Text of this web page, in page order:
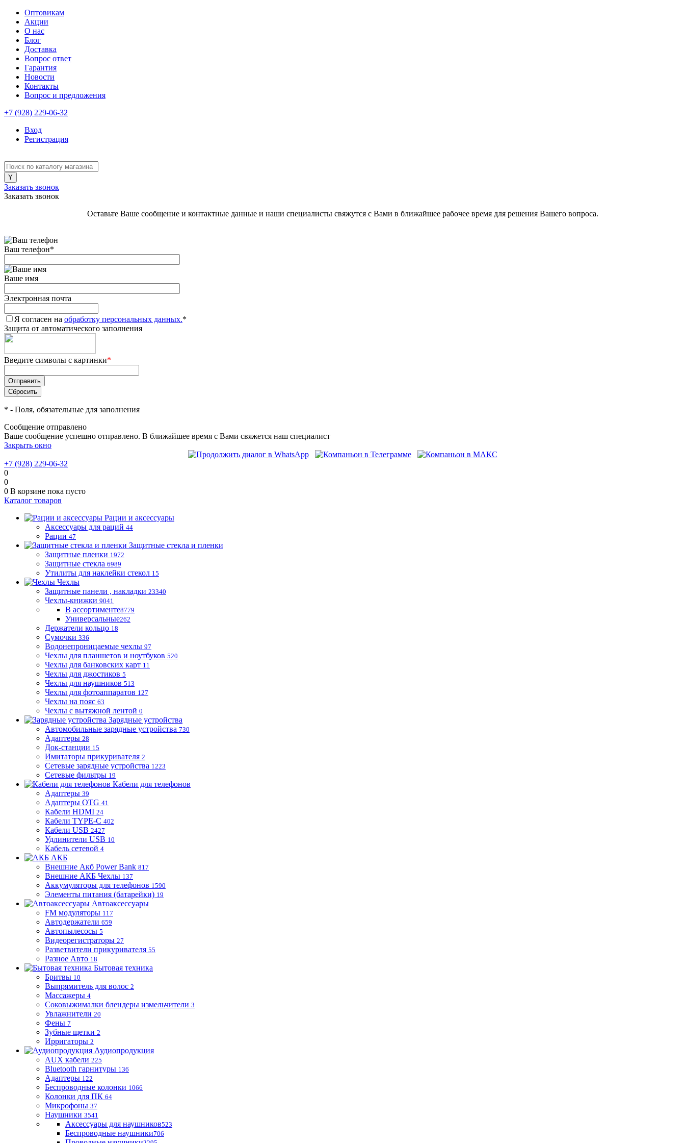
Оптовикам
Акции
О нас
Блог
Доставка
Вопрос ответ
Гарантия
Новости
Контакты
Вопрос и предложения
+7 (928) 229-06-32
Вход
Регистрация
Заказать звонок
Заказать звонок
Оставьте Ваше сообщение и контактные данные и наши специалисты свяжутся с Вами в ближайшее рабочее время для решения Вашего вопроса.
Ваш телефон*
Ваше имя
Электронная почта
Я согласен на обработку персональных данных.*
Защита от автоматического заполнения
Введите символы с картинки*
* - Поля, обязательные для заполнения
Сообщение отправлено
Ваше сообщение успешно отправлено. В ближайшее время с Вами свяжется наш специалист
Закрыть окно
+7 (928) 229-06-32
0
0
0 В корзине пока пусто
Каталог товаров
Рации и аксессуары
Аксессуары для раций 44
Рации 47
Защитные стекла и пленки
Защитные пленки 1972
Защитные стекла 6989
Утилиты для наклейки стекол 15
Чехлы
Защитные панели , накладки 23340
Чехлы-книжки 9041
В ассортименте8779
Универсальные262
Держатели кольцо 18
Сумочки 336
Водонепроницаемые чехлы 97
Чехлы для планшетов и ноутбуков 520
Чехлы для банковских карт 11
Чехлы для джостиков 5
Чехлы для наушников 513
Чехлы для фотоаппаратов 127
Чехлы на пояс 63
Чехлы с вытяжной лентой 0
Зарядные устройства
Автомобильные зарядные устройства 730
Адаптеры 28
Док-станции 15
Имитаторы прикуривателя 2
Сетевые зарядные устройства 1223
Сетевые фильтры 19
Кабели для телефонов
Адаптеры 39
Адаптеры OTG 41
Кабели HDMI 24
Кабели TYPE-C 402
Кабели USB 2427
Удлинители USB 10
Кабель сетевой 4
АКБ
Внешние Акб Power Bank 817
Внешние АКБ Чехлы 137
Аккумуляторы для телефонов 1590
Элементы питания (батарейки) 19
Автоаксессуары
FM модуляторы 117
Автодержатели 659
Автопылесосы 5
Видеорегистраторы 27
Разветвители прикуривателя 55
Разное Авто 18
Бытовая техника
Бритвы 10
Выпрямитель для волос 2
Массажеры 4
Соковыжималки блендеры измельчители 3
Увлажнители 20
Фены 7
Зубные щетки 2
Ирригаторы 2
Аудиопродукция
AUX кабели 225
Bluetooth гарнитуры 136
Адаптеры 122
Беспроводные колонки 1066
Колонки для ПК 64
Микрофоны 37
Наушники 3541
Аксессуары для наушников523
Беспроводные наушники706